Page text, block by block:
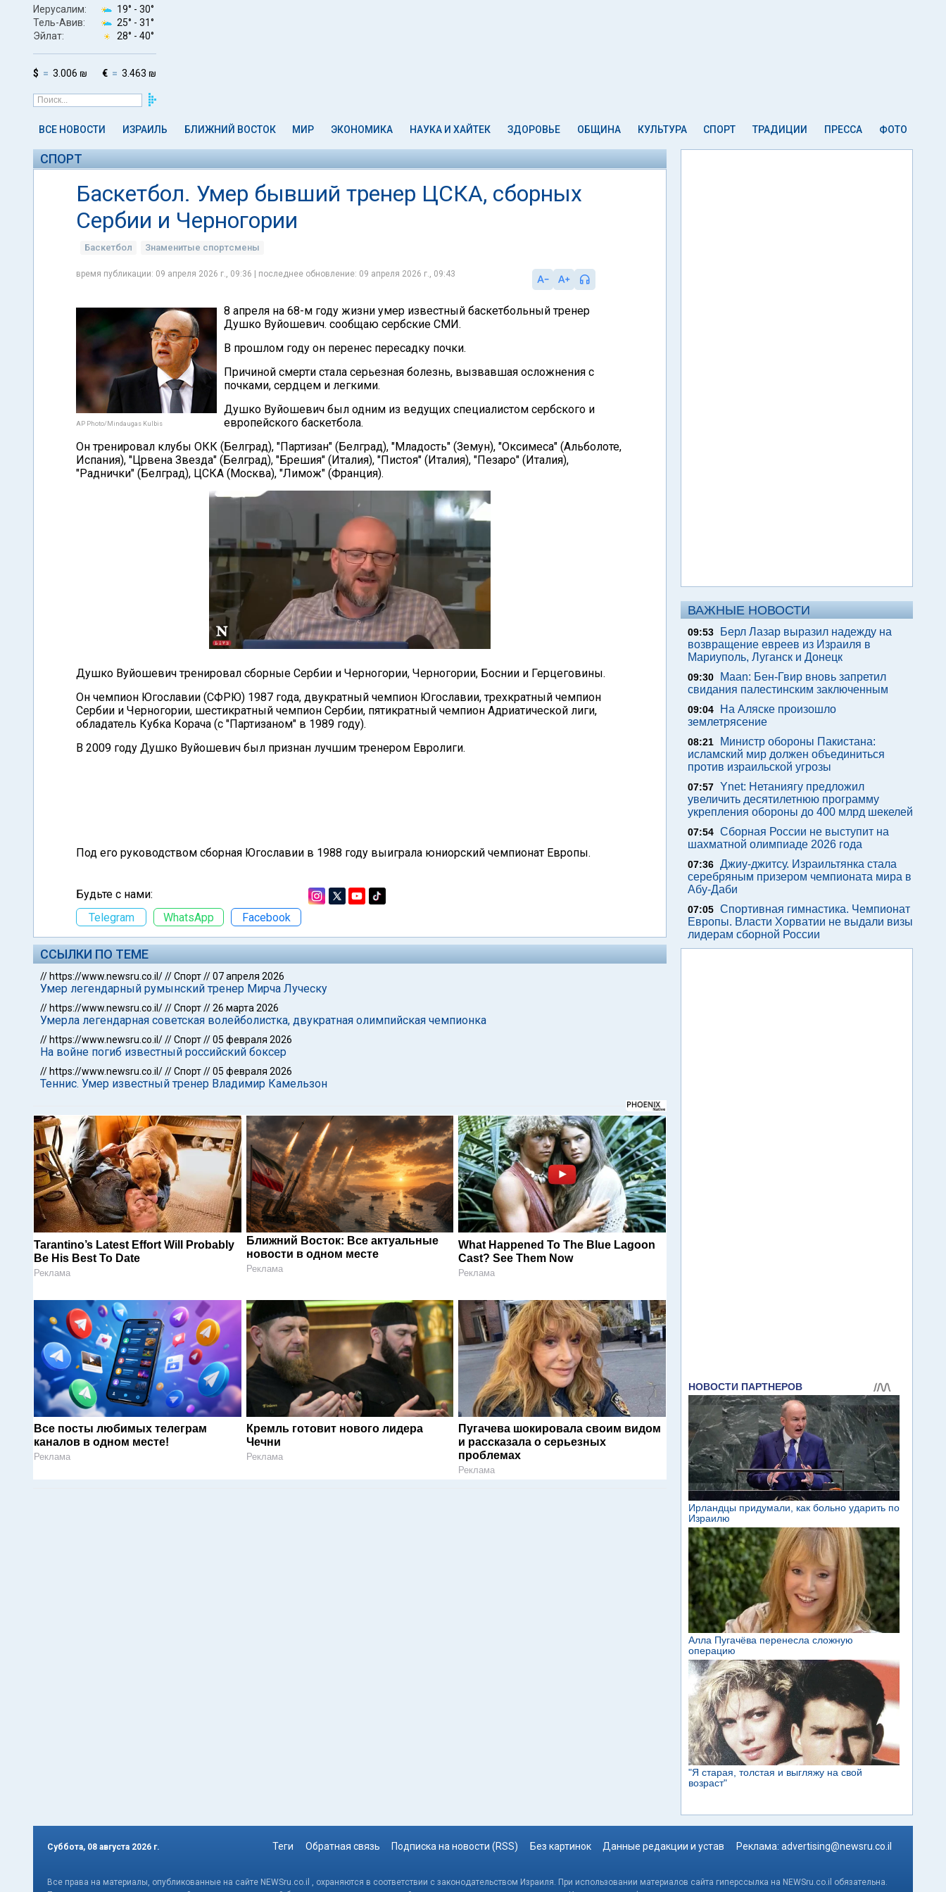
Иерусалим: 19° - 30°
Тель-Авив:
25° - 31°
Эйлат:
28° - 40°
$ 3.006 ₪ € 3.463 ₪
ВСЕ НОВОСТИ ИЗРАИЛЬ БЛИЖНИЙ ВОСТОК МИР ЭКОНОМИКА НАУКА И ХАЙТЕК ЗДОРОВЬЕ ОБЩИНА КУЛЬТУРА СПОРТ ТРАДИЦИИ ПРЕССА ФОТО
СПОРТ
Баскетбол. Умер бывший тренер ЦСКА, сборных
Сербии и Черногории
Баскетбол Знаменитые спортсмены
время публикации: 09 апреля 2026 г., 09:36 | последнее обновление: 09 апреля 2026 г., 09:43
AP Photo/Mindaugas Kulbis
8 апреля на 68-м году жизни умер известный баскетбольный тренер
Душко Вуйошевич. сообщаю сербские СМИ.
В прошлом году он перенес пересадку почки.
Причиной смерти стала серьезная болезнь, вызвавшая осложнения с
почками, сердцем и легкими.
Душко Вуйошевич был одним из ведущих специалистом сербского и
европейского баскетбола.
Он тренировал клубы ОКК (Белград), "Партизан" (Белград), "Младость" (Земун), "Оксимеса" (Альболоте,
Испания), "Црвена Звезда" (Белград), "Брешия" (Италия), "Пистоя" (Италия), "Пезаро" (Италия),
"Раднички" (Белград), ЦСКА (Москва), "Лимож" (Франция).
Душко Вуйошевич тренировал сборные Сербии и Черногории, Черногории, Боснии и Герцеговины.
Он чемпион Югославии (СФРЮ) 1987 года, двукратный чемпион Югославии, трехкратный чемпион
Сербии и Черногории, шестикратный чемпион Сербии, пятикратный чемпион Адриатической лиги,
обладатель Кубка Корача (с "Партизаном" в 1989 году).
В 2009 году Душко Вуйошевич был признан лучшим тренером Евролиги.
Под его руководством сборная Югославии в 1988 году выиграла юниорский чемпионат Европы.
Будьте с нами:
Telegram
WhatsApp Facebook
ССЫЛКИ ПО ТЕМЕ
// https://www.newsru.co.il///Спорт//07 апреля 2026
Умер легендарный румынский тренер Мирча Луческу
// https://www.newsru.co.il///Спорт//26 марта 2026
Умерла легендарная советская волейболистка, двукратная олимпийская чемпионка
// https://www.newsru.co.il///Спорт//05 февраля 2026
На войне погиб известный российский боксер
// https://www.newsru.co.il///Спорт//05 февраля 2026
Теннис. Умер известный тренер Владимир Камельзон
Tarantino’s Latest Effort Will Probably
Be His Best To Date
Реклама
Ближний Восток: Все актуальные
новости в одном месте
Реклама
What Happened To The Blue Lagoon
Cast? See Them Now
Реклама
Все посты любимых телеграм
каналов в одном месте!
Реклама
Кремль готовит нового лидера
Чечни
Реклама
Пугачева шокировала своим видом
и рассказала о серьезных
проблемах
Реклама
ВАЖНЫЕ НОВОСТИ
09:53
Берл Лазар выразил надежду на
возвращение евреев из Израиля в
Мариуполь, Луганск и Донецк
09:30
Maan: Бен-Гвир вновь запретил
свидания палестинским заключенным
09:04
На Аляске произошло
землетрясение
08:21
Министр обороны Пакистана:
исламский мир должен объединиться
против израильской угрозы
07:57 Ynet: Нетаниягу предложил
увеличить десятилетнюю программу
укрепления обороны до 400 млрд шекелей
07:54 Сборная России не выступит на
шахматной олимпиаде 2026 года
07:36 Джиу-джитсу. Израильтянка стала
серебряным призером чемпионата мира в
Абу-Даби
07:05 Спортивная гимнастика. Чемпионат
Европы. Власти Хорватии не выдали визы
лидерам сборной России
Суббота, 08 августа 2026 г. Теги Обратная связь Подписка на новости (RSS) Без картинок Данные редакции и устав Реклама: advertising@newsru.co.il
Все права на материалы, опубликованные на сайте NEWSru.co.il , охраняются в соответствии с законодательством Израиля. При использовании материалов сайта гиперссылка на NEWSru.co.il обязательна.